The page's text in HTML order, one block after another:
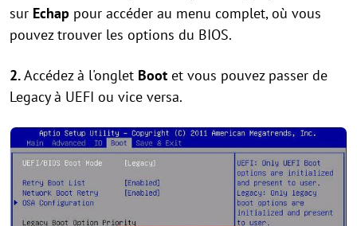
sur Echap pour accéder au menu complet, où vous
pouvez trouver les options du BIOS.
2.Accédez à l'onglet Boot et vous pouvez passer de
Legacy à UEFI ou vice versa.